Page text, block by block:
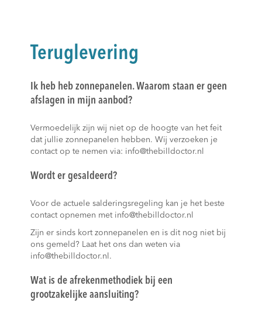
Teruglevering
Ik heb heb zonnepanelen. Waarom staan er geen
afslagen in mijn aanbod?
Vermoedelijk zijn wij niet op de hoogte van het feit
dat jullie zonnepanelen hebben. Wij verzoeken je
contact op te nemen via: info@thebilldoctor.nl
Wordt er gesaldeerd?
Voor de actuele salderingsregeling kan je het beste
contact opnemen met info@thebilldoctor.nl
Zijn er sinds kort zonnepanelen en is dit nog niet bij
ons gemeld? Laat het ons dan weten via
info@thebilldoctor.nl.
Wat is de afrekenmethodiek bij een
grootzakelijke aansluiting?